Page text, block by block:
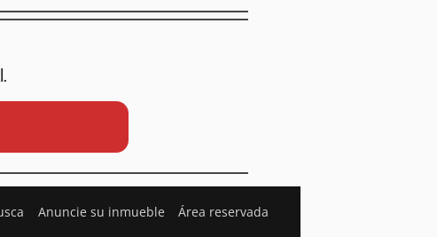
Anuncie su inmueble Área reservada